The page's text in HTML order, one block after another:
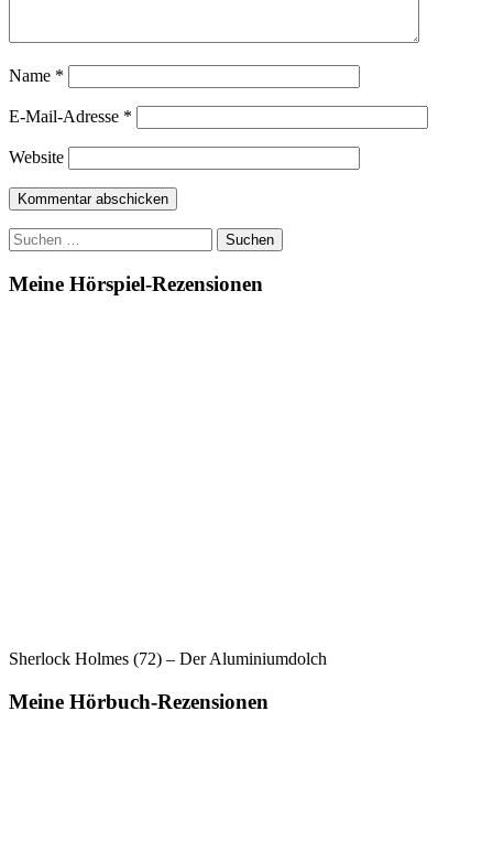
Name *
E-Mail-Adresse *
Website
Suchen
nach:
Meine Hörspiel-Rezensionen
Sherlock Holmes (72) – Der Aluminiumdolch
Meine Hörbuch-Rezensionen